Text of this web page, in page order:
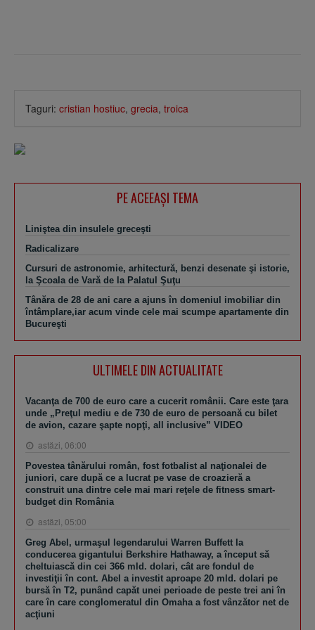
Taguri: cristian hostiuc, grecia, troica
PE ACEEAŞI TEMA
Liniştea din insulele greceşti
Radicalizare
Cursuri de astronomie, arhitectură, benzi desenate şi istorie,
la Şcoala de Vară de la Palatul Şuţu
Tânăra de 28 de ani care a ajuns în domeniul imobiliar din
întâmplare,iar acum vinde cele mai scumpe apartamente din
Bucureşti
ULTIMELE DIN ACTUALITATE
Vacanţa de 700 de euro care a cucerit românii. Care este ţara
unde „Preţul mediu e de 730 de euro de persoană cu bilet
de avion, cazare şapte nopţi, all inclusive” VIDEO
astăzi, 06:00
Povestea tânărului român, fost fotbalist al naţionalei de
juniori, care după ce a lucrat pe vase de croazieră a
construit una dintre cele mai mari reţele de fitness smart-
budget din România
astăzi, 05:00
Greg Abel, urmaşul legendarului Warren Buffett la
conducerea gigantului Berkshire Hathaway, a început să
cheltuiască din cei 366 mld. dolari, cât are fondul de
investiţii în cont. Abel a investit aproape 20 mld. dolari pe
bursă în T2, punând capăt unei perioade de peste trei ani în
care în care conglomeratul din Omaha a fost vânzător net de
acţiuni